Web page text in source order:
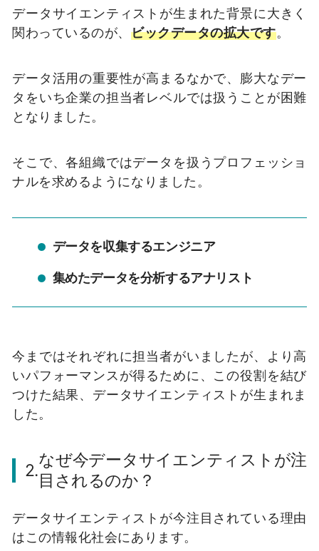
データサイエンティストが生まれた背景に大きく
関わっているのが、 ビックデータの拡大です。
データ活用の重要性が高まるなかで、膨大なデー
タをいち企業の担当者レベルでは扱うことが困難
となりました。
そこで、各組織ではデータを扱うプロフェッショ
ナルを求めるようになりました。
データを収集するエンジニア
集めたデータを分析するアナリスト
今まではそれぞれに担当者がいましたが、より高
いパフォーマンスが得るために、この役割を結び
つけた結果、データサイエンティストが生まれま
した。
2.
なぜ今データサイエンティストが注
目されるのか？
データサイエンティストが今注目されている理由
はこの情報化社会にあります。